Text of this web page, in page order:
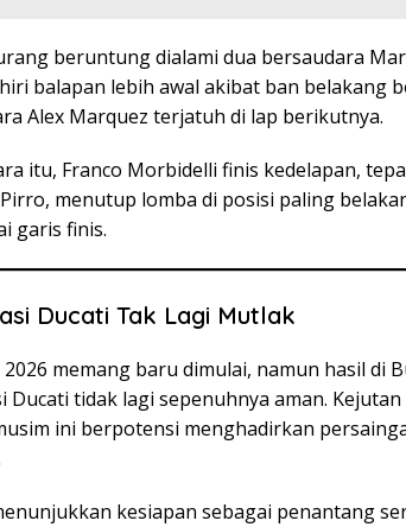
beruntung dialami dua bersaudara
balapan lebih awal akibat ban belakang
Alex Marquez terjatuh di lap berikutnya.
itu, Franco Morbidelli finis kedelapan,
menutup lomba di posisi paling
garis finis.
Ducati Tak Lagi Mutlak
2026 memang baru dimulai, namun hasil di
Ducati tidak lagi sepenuhnya aman.
ini berpotensi menghadirkan
kesiapan sebagai penantang